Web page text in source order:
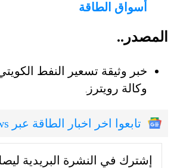
أسواق الطاقة
المصدر..
خبر وثيقة تسعير النفط
وكالة رويترز .
تابعوا اخر اخبار الطاقة عبر Google News
إشترك في النشرة البريدية